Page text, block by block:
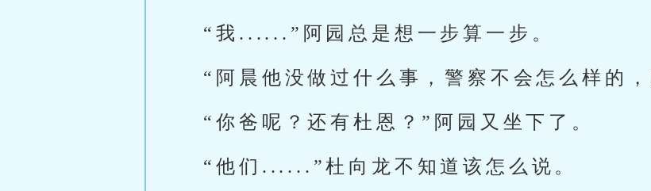
“我......”阿园总是想一步算一步。
“阿晨他没做过什么事，警察不会怎么样的
“你爸呢？还有杜恩？”阿园又坐下了。
“他们......”杜向龙不知道该怎么说。